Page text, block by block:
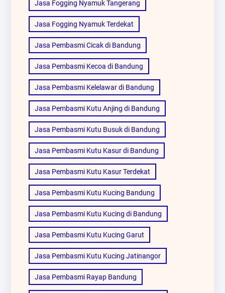
Jasa Fogging Nyamuk Tangerang
Jasa Fogging Nyamuk Terdekat
Jasa Pembasmi Cicak di Bandung
Jasa Pembasmi Kecoa di Bandung
Jasa Pembasmi Kelelawar di Bandung
Jasa Pembasmi Kutu Anjing di Bandung
Jasa Pembasmi Kutu Busuk di Bandung
Jasa Pembasmi Kutu Kasur di Bandung
Jasa Pembasmi Kutu Kasur Terdekat
Jasa Pembasmi Kutu Kucing Bandung
Jasa Pembasmi Kutu Kucing di Bandung
Jasa Pembasmi Kutu Kucing Garut
Jasa Pembasmi Kutu Kucing Jatinangor
Jasa Pembasmi Rayap Bandung